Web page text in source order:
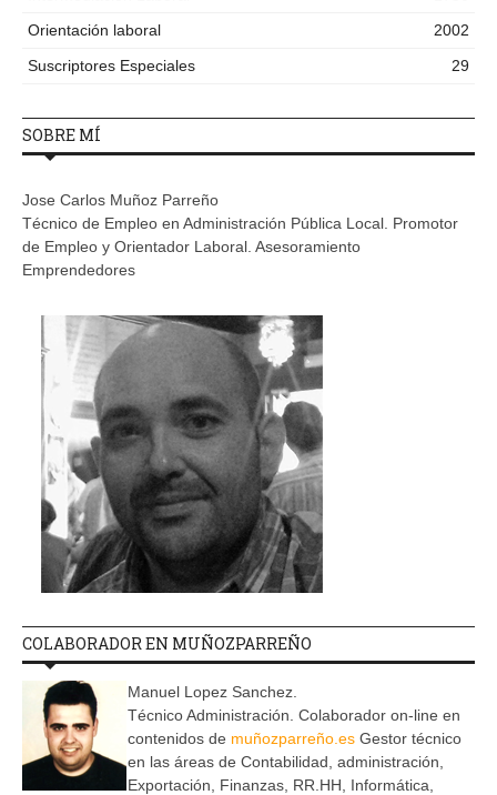
Orientación laboral
2002
Suscriptores Especiales
29
SOBRE MÍ
Jose Carlos Muñoz Parreño
Técnico de Empleo en Administración Pública Local. Promotor
de Empleo y Orientador Laboral. Asesoramiento
Emprendedores
COLABORADOR EN MUÑOZPARREÑO
Manuel Lopez Sanchez.
Técnico Administración. Colaborador on-line en
contenidos de muñozparreño.es Gestor técnico
en las áreas de Contabilidad, administración,
Exportación, Finanzas, RR.HH, Informática,